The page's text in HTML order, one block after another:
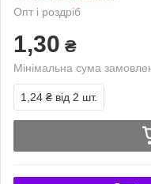
Опт і роздріб
1,30 ₴
Мінімальна сума
1,24 ₴ від 2 шт.